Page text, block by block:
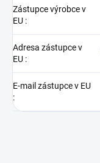
Zástupce výrobce v
EU :
Adresa zástupce v
EU :
E-mail zástupce v EU
: